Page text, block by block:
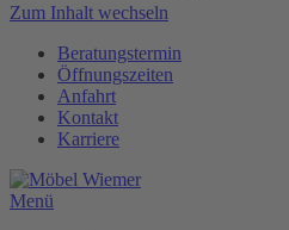
Zum Inhalt wechseln
Beratungstermin
Öffnungszeiten
Anfahrt
Kontakt
Karriere
Menü